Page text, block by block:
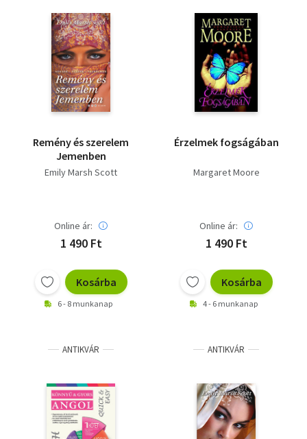
Remény és szerelem
Jemenben
Emily Marsh Scott
Online ár:
1 490 Ft
Kosárba
6 - 8 munkanap
Érzelmek fogságában
Margaret Moore
Online ár:
1 490 Ft
Kosárba
4 - 6 munkanap
ANTIKVÁR ANTIKVÁR